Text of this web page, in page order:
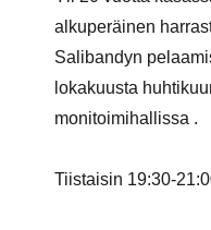
alkuperäinen
Salibandyn
lokakuusta
monitoimihallissa .
Tiistaisin 19:30-